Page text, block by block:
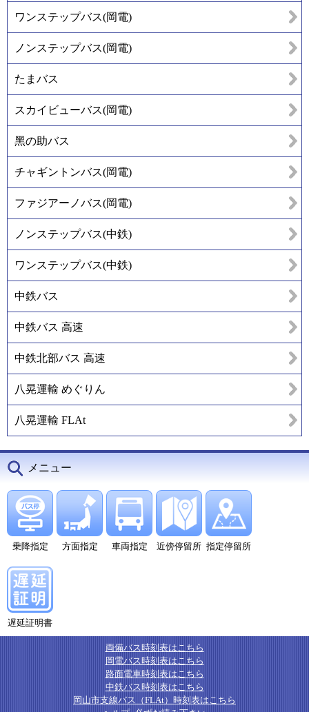
ワンステップバス(岡電)
ノンステップバス(岡電)
たまバス
スカイビューバス(岡電)
黑の助バス
チャギントンバス(岡電)
ファジアーノバス(岡電)
ノンステップバス(中鉄)
ワンステップバス(中鉄)
中鉄バス
中鉄バス 高速
中鉄北部バス 高速
八晃運輸 めぐりん
八晃運輸 FLAt
メニュー
乗降指定 方面指定 車両指定 近傍停留所 指定停留所
遅延証明書
両備バス時刻表はこちら
岡電バス時刻表はこちら
路面電車時刻表はこちら
中鉄バス時刻表はこちら
岡山市支線バス（FLAt）時刻表はこちら